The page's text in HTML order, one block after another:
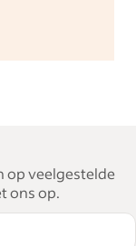
op veelgestelde
ons op.